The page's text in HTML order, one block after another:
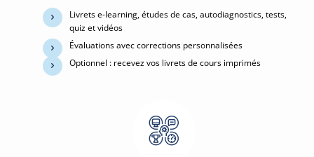
Livrets e-learning, études de cas, autodiagnostics, tests,
quiz et vidéos
Évaluations avec corrections personnalisées
Optionnel : recevez vos livrets de cours imprimés